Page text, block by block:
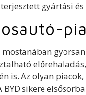
gyártási
is. Az olyan
BYD sikere